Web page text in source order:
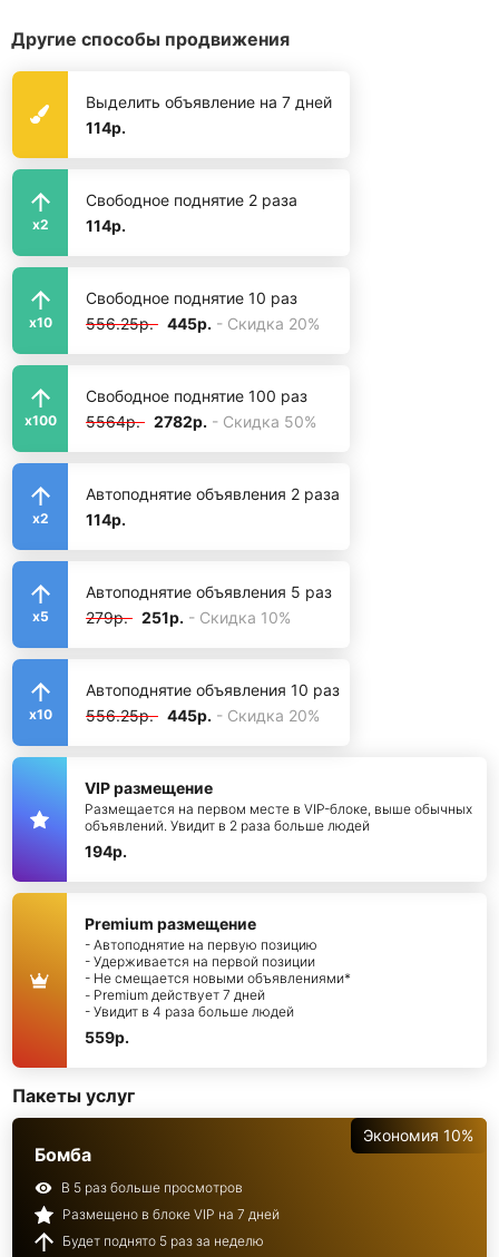
Другие способы продвижения
Выделить объявление на 7 дней
114р.
x2
Свободное поднятие 2 раза
114р.
x10
Свободное поднятие 10 раз
556.25р. 445р. - Скидка 20%
x100
Свободное поднятие 100 раз
5564р. 2782р. - Скидка 50%
x2
Автоподнятие объявления 2 раза
114р.
x5
Автоподнятие объявления 5 раз
279р. 251р. - Скидка 10%
x10
Автоподнятие объявления 10 раз
556.25р. 445р. - Скидка 20%
VIP размещение
Размещается на первом месте в VIP-блоке, выше обычных
объявлений. Увидит в 2 раза больше людей
194р.
Premium размещение
- Автоподнятие на первую позицию
- Удерживается на первой позиции
- Не смещается новыми объявлениями*
- Premium действует 7 дней
- Увидит в 4 раза больше людей
559р.
Пакеты услуг
Экономия 10%
Бомба
В 5 раз больше просмотров
Размещено в блоке VIP на 7 дней
Будет поднято 5 раз за неделю